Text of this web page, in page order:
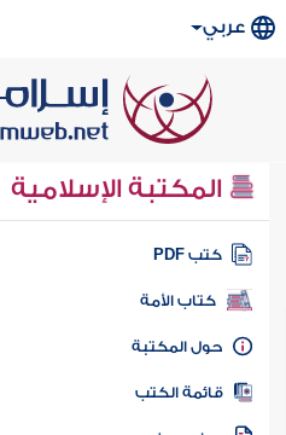
عربي
المكتبة الإسلامية
كتب PDF
كتاب الأمة
المكتبة